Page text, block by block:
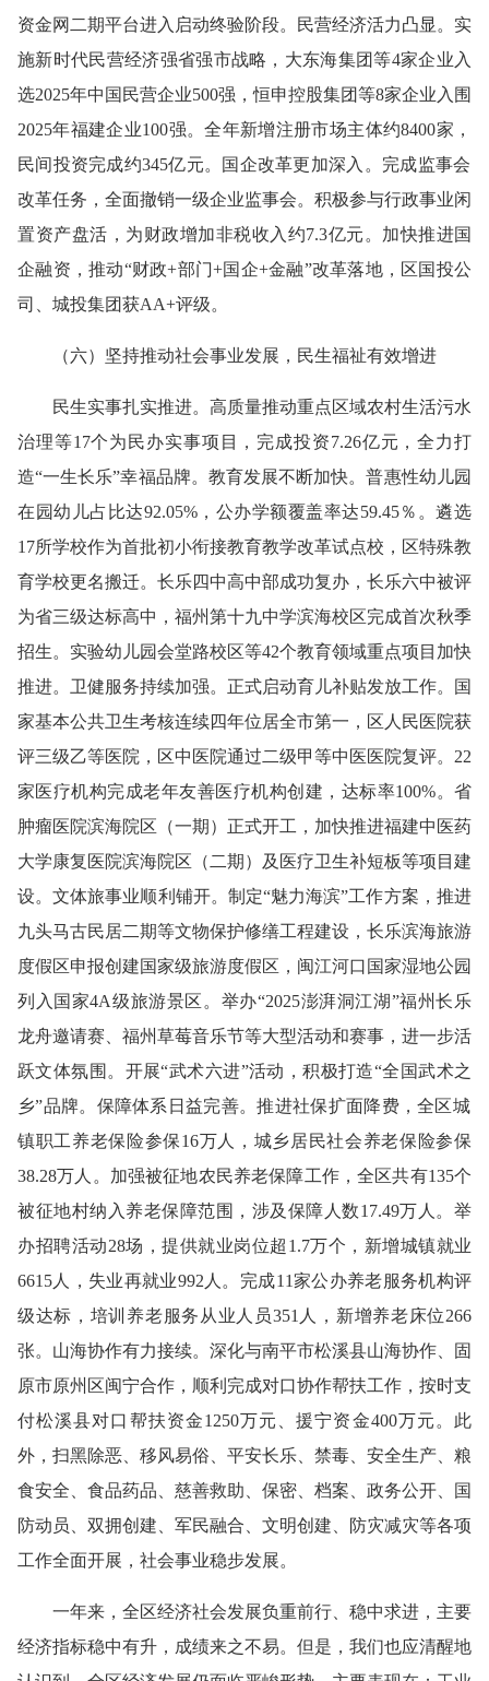
资金网二期平台进入启动终验阶段。
民营经济活力凸显。 实
施新时代民营经济强省强市战略，大东海集团等4家企业入
选2025年中国民营企业500强 ，恒申控股集团等8家企业入围
2025年福建企业100强。全年新增注册市场主体约8400家，
民间投资完成约345亿元。
国企改革更加深入。 完成监事会
改革任务，全面撤销一级企业监事会。积极参与行政事业闲
置资产盘活，为财政增加非税收入约7.3亿元。加快推进国
企融资，推动“财政+部门+国企+金融”改革落地，区国投公
司、城投集团获AA+评级。
（六） 坚持推动社会事业发展，民生福祉有效增进
民生实事扎实推进。 高质量推动重点区域农村生活污水
治理等17个为民办实事项目，完成投资7.26亿元，全力打
造“一生长乐”幸福品牌。 教育发展不断加快。普惠性幼儿园
在园幼儿占比达92.05%，公办学额覆盖率达59.45％。遴选
17所学校作为首批初小衔接教育教学改革试点校，区特殊教
育学校更名搬迁。长乐四中高中部成功复办，长乐六中被评
为省三级达标高中，福州第十九中学滨海校区完成首次秋季
招生。实验幼儿园会堂路校区等42个教育领域重点项目加快
推进。 卫健服务持续加强。 正式启动育儿补贴发放工作。国
家基本公共卫生考核连续四年位居全市第一，区人民医院获
评三级乙等医院 ， 区中医院通过二级甲等中医医院复评。22
家医疗机构完成老年友善医疗机构创建，达标率100%。省
肿瘤医院滨海院区 （一期 ） 正式开工，加快推进福建中医药
大学康复医院滨海院区（二期）及医疗卫生补短板等项目建
设。文体旅事业顺利铺开。 制定“魅力海滨”工作方案，推进
九头马古民居二期等文物保护修缮工程建设，长乐滨海旅游
度假区申报创建国家级旅游度假区，闽江河口国家湿地公园
列入国家4A级旅游景区。举办“2025澎湃洞江湖”福州长乐
龙舟邀请赛、福州草莓音乐节等大型活动和赛事，进一步活
跃文体氛围。开展“武术六进”活动，积极打造“全国武术之
乡”品牌。 保障体系日益完善。推进社保扩面降费，全区城
镇职工养老保险参保16万人，城乡居民社会养老保险参保
38.28万人。加强被征地农民养老保障工作，全区共有135个
被征地村纳入养老保障范围，涉及保障人数17.49万人。举
办招聘活动28场，提供就业岗位超1.7万个，新增城镇就业
6615人，失业再就业992人。完成11家公办养老服务机构评
级达标，培训养老服务从业人员351人，新增养老床位266
张。 山海协作有力接续。 深化与南平市松溪县山海协作、固
原市原州区闽宁合作，顺利完成对口协作帮扶工作，按时支
付松溪县对口帮扶资金1250万元、援宁资金400万元。此
外，扫黑除恶、移风易俗、平安长乐、禁毒、安全生产、粮
食安全、食品药品、慈善救助、保密、档案、政务公开、国
防动员、双拥创建、军民融合、文明创建、防灾减灾等各项
工作全面开展，社会事业稳步发展。
一年来，全区经济社会发展负重前行、稳中求进，主要
经济指标稳中有升，成绩来之不易。但是，我们也应清醒地